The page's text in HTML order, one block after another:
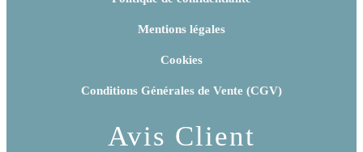
Mentions légales
Cookies
Conditions Générales de Vente (CGV)
Avis Client